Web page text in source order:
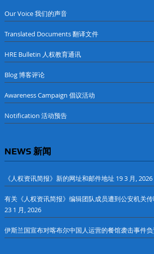
Our Voice 我们的声音
Translated Documents 翻译文件
HRE Bulletin 人权教育通讯
Blog 博客评论
Awareness Campaign 倡议活动
Notification 活动预告
NEWS 新闻
《人权资讯简报》新的网址和邮件地址 19 3 月, 2026
有关《人权资讯简报》编辑团队成员遭到公安机关
23 1 月, 2026
伊斯兰国宣布对喀布尔中国人运营的餐馆袭击事件